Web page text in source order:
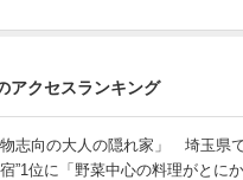
アクセスランキング
物志向の大人の隠れ家」 埼玉県
”1位に「野菜中心の料理がとに